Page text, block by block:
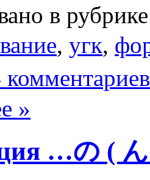
в
, угк,
»
…の (